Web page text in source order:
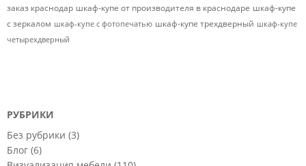
заказ краснодар шкаф-купе от производителя в краснодаре шкаф-купе
с зеркалом шкаф-купе с фотопечатью шкаф-купе трехдверный шкаф-купе
четырехдверный
РУБРИКИ
Без рубрики (3)
Блог (6)